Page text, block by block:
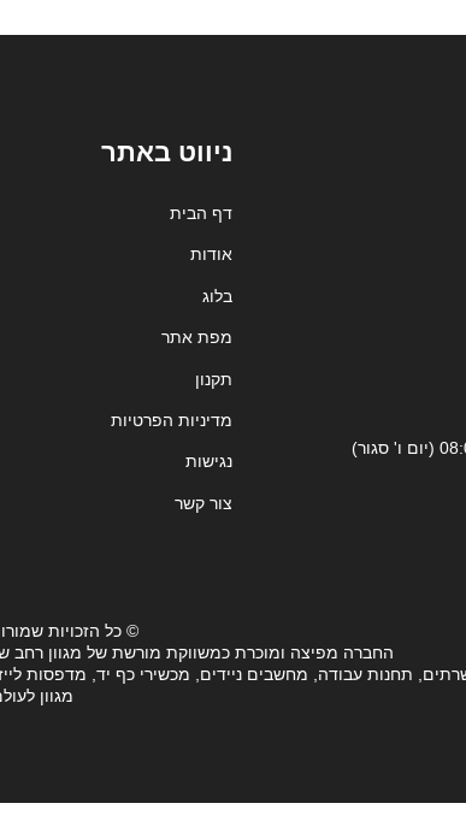
ניווט באתר
דף הבית
אודות
בלוג
מפת אתר
תקנון
מדיניות הפרטיות
נגישות
צור קשר
© כל הזכויות שמורות
החברה מפיצה ומוכרת כמשווקת מורשת של מגוון רחב
תחנות עבודה, מחשבים ניידים, מכשירי כף יד, מדפסות
מגוון